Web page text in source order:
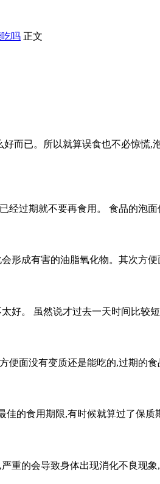
吗 正文
而已。所以就算误食也不必惊慌
过期就不要再食用。 食品的泡
成有害的油脂氧化物。其次方
。 虽然说才过去一天时间比较
面没有变质还是能吃的,过期的食
的食用期限,有时候就算过了保质
的会导致身体出现消化不良现